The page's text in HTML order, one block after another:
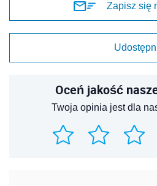
Zapisz się
Oceń jakość
Twoja opinia jest dla